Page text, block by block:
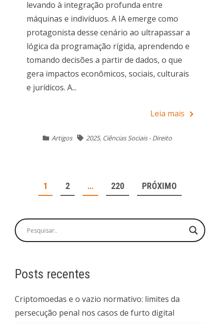
levando à integração profunda entre
máquinas e indivíduos. A IA emerge como
protagonista desse cenário ao ultrapassar a
lógica da programação rígida, aprendendo e
tomando decisões a partir de dados, o que
gera impactos econômicos, sociais, culturais
e jurídicos. A...
Leia mais
Artigos 2025, Ciências Sociais - Direito
NAVEGAÇÃO
POSTS
1 2 … 220 PRÓXIMO
Posts recentes
Criptomoedas e o vazio normativo: limites da
persecução penal nos casos de furto digital